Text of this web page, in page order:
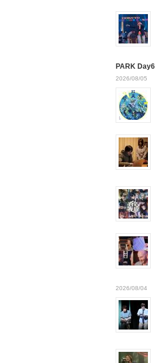
PARK Day6
2026/08/05
2026/08/04